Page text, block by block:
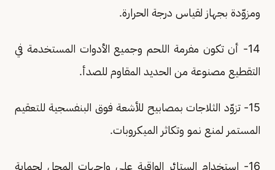
ومزوّدة بجهاز لقياس درجة الحرارة.
14- أن تكون مفرمة اللحم وجميع الأدوات المستخدمة في
التقطيع مصنوعة من الحديد المقاوم للصدأ.
15- تزوّد الثلاجات بمصابيح للأشعة فوق البنفسجية للتعقيم
المستمر لمنع نمو وتكاثر الميكروبات.
16- استخدام الستائر الواقية على واجهات المحل لحماية